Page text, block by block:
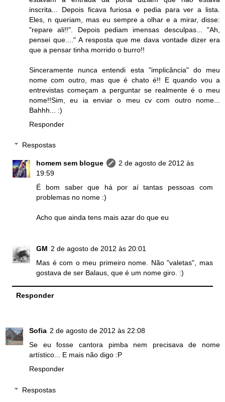
inscrita... Depois ficava furiosa e pedia para ver a lista.
Eles, n queriam, mas eu sempre a olhar e a mirar, disse:
"repare ali!!". Depois pediam imensas desculpas... "Ah,
pensei que...." A resposta que me dava vontade dizer era
que a pensar tinha morrido o burro!!
Sinceramente nunca entendi esta "implicância" do meu
nome com outro, mas que é chato é!! E quando vou a
entrevistas começam a perguntar se realmente é o meu
nome!!Sim, eu ia enviar o meu cv com outro nome...
Bahhh... :)
Responder
Respostas
homem sem blogue
2 de agosto de 2012 às
19:59
É bom saber que há por aí tantas pessoas com
problemas no nome :)
Acho que ainda tens mais azar do que eu
GM 2 de agosto de 2012 às 20:01
Mas é com o meu primeiro nome. Não "valetas", mas
gostava de ser Balaus, que é um nome giro. :)
Responder
Sofia 2 de agosto de 2012 às 22:08
Se eu fosse cantora pimba nem precisava de nome
artístico... E mais não digo :P
Responder
Respostas